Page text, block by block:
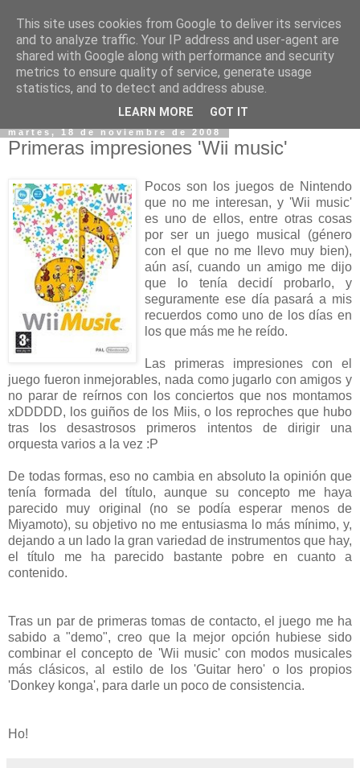
martes, 18 de noviembre de 2008
Primeras impresiones 'Wii music'
Pocos son los juegos de Nintendo
que no me interesan, y 'Wii music'
es uno de ellos, entre otras cosas
por ser un juego musical (género
con el que no me llevo muy bien),
aún así, cuando un amigo me dijo
que lo tenía decidí probarlo, y
seguramente ese día pasará a mis
recuerdos como uno de los días en
los que más me he reído.
Las primeras impresiones con el
juego fueron inmejorables, nada como jugarlo con amigos y
no parar de reírnos con los conciertos que nos montamos
xDDDDD, los guiños de los Miis, o los reproches que hubo
tras los desastrosos primeros intentos de dirigir una
orquesta varios a la vez :P
De todas formas, eso no cambia en absoluto la opinión que
tenía formada del título, aunque su concepto me haya
parecido muy original (no se podía esperar menos de
Miyamoto), su objetivo no me entusiasma lo más mínimo, y,
dejando a un lado la gran variedad de instrumentos que hay,
el título me ha parecido bastante pobre en cuanto a
contenido.
Tras un par de primeras tomas de contacto, el juego me ha
sabido a "demo", creo que la mejor opción hubiese sido
combinar el concepto de 'Wii music' con modos musicales
más clásicos, al estilo de los 'Guitar hero' o los propios
'Donkey konga', para darle un poco de consistencia.
Ho!
This site uses cookies from Google to deliver its services
and to analyze traffic. Your IP address and user-agent are
shared with Google along with performance and security
metrics to ensure quality of service, generate usage
statistics, and to detect and address abuse.
LEARN MORE GOT IT